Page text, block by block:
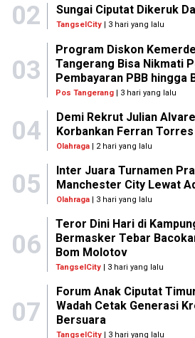
02 Sungai Ciputat Dikeruk
TangselCity | 3 hari yang lalu
03
Program Diskon
Tangerang Bisa Nikmati
Pembayaran PBB hingga
Pos Tangerang | 3 hari yang lalu
04
Demi Rekrut Julian
Korbankan Ferran Torres
Olahraga| 2 hari yang lalu
05
Inter Juara Turnamen
Manchester City Lewat
Olahraga| 3 hari yang lalu
06
Teror Dini Hari di
Bermasker Tebar
Bom Molotov
TangselCity | 3 hari yang lalu
07
Forum Anak Ciputat
Wadah Cetak Generasi
Bersuara
TangselCity| 3 hari yang lalu